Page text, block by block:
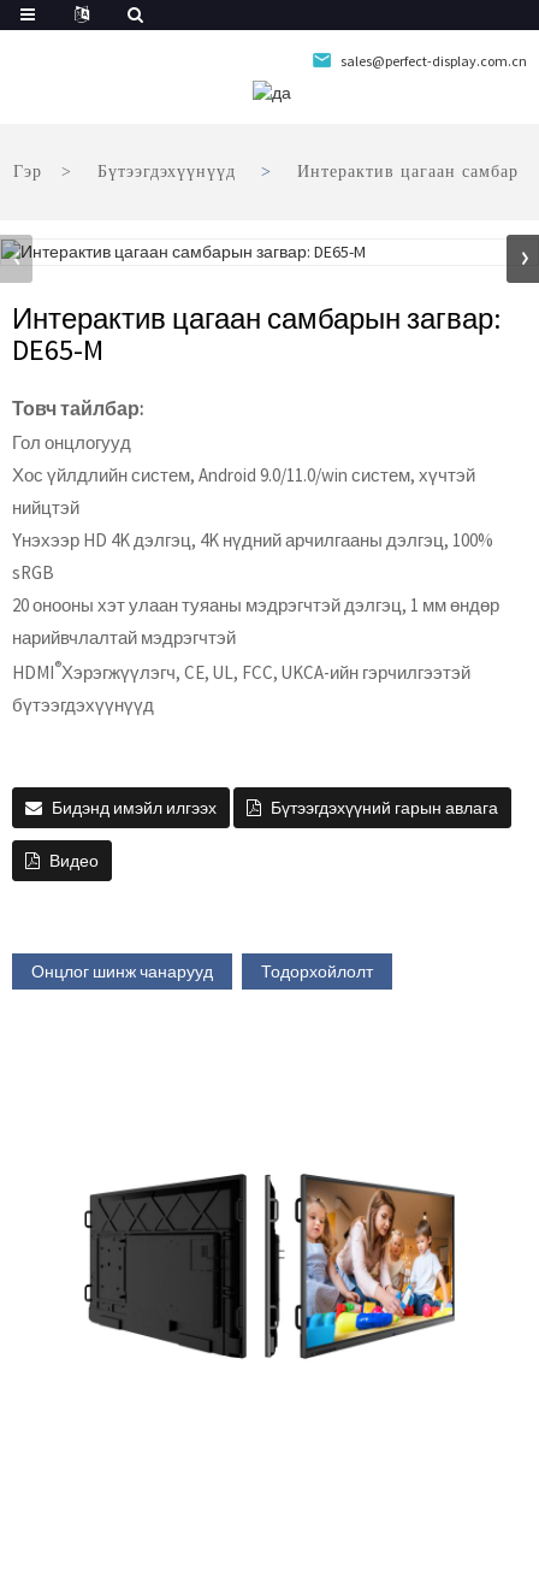
sales@perfect-display.com.cn
Гэр Бүтээгдэхүүнүүд Интерактив цагаан самбар
Интерактив цагаан самбарын загвар:
DE65-M
Товч тайлбар:
Гол онцлогууд
Хос үйлдлийн систем, Android 9.0/11.0/win систем, хүчтэй
нийцтэй
Үнэхээр HD 4K дэлгэц, 4K нүдний арчилгааны дэлгэц, 100%
sRGB
20 онооны хэт улаан туяаны мэдрэгчтэй дэлгэц, 1 мм өндөр
нарийвчлалтай мэдрэгчтэй
HDMI®Хэрэгжүүлэгч, CE, UL, FCC, UKCA-ийн гэрчилгээтэй
бүтээгдэхүүнүүд
Бидэнд имэйл илгээх Бүтээгдэхүүний гарын авлага
Видео
Онцлог шинж чанарууд Тодорхойлолт